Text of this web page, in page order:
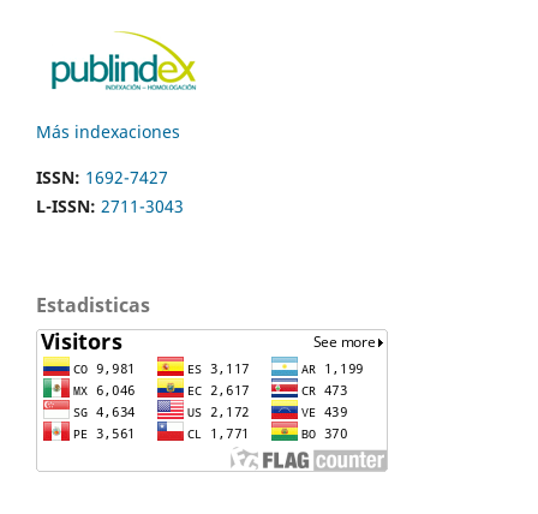
Más indexaciones
ISSN: 1692-7427
L-ISSN: 2711-3043
Estadisticas